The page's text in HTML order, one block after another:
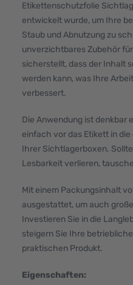
Etikettenschutzfolie
entwickelt wurde, um Ihre
Staub und Abnutzung zu
unverzichtbares Zubehör
sicherstellt, dass der Inhalt
werden kann, was Ihre
verbessert.
Die Anwendung ist denkbar
einfach vor das Etikett in
Ihrer Sichtlagerboxen.
Lesbarkeit verlieren,
Mit einem Packungsinhalt
ausgestattet, um auch
Investieren Sie in die
steigern Sie Ihre
praktischen Produkt.
Eigenschaften: